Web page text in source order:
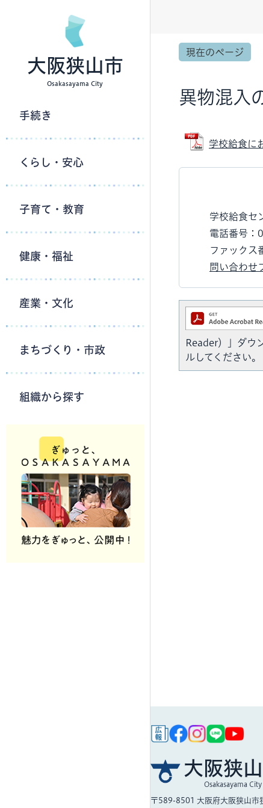
現在のページ
大阪狭山市
Osakasayama City
手続き
くらし・安心
子育て・教育
健康・福祉
産業・文化
まちづくり・市政
組織から探す
異物混入
学校給食に
学校給食セ
電話番号
ファック
問い合わせ
Reader）」ダウ
ルしてください。
大阪狭
Osakasayama City
〒589-8501 大阪府大阪狭山市